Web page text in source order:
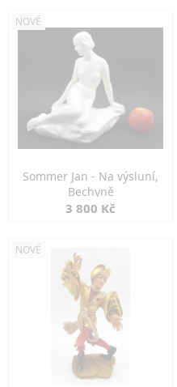
NOVÉ
Sommer Jan - Na výsluní,
Bechyně
3 800 Kč
NOVÉ